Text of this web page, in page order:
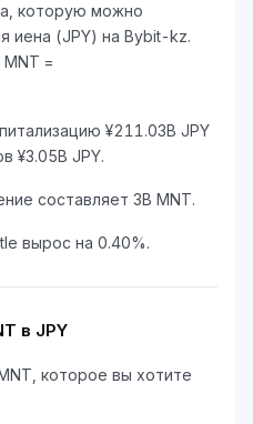
которую можно
иена (JPY) на Bybit-kz.
=
¥211.03B JPY
¥3.05B JPY.
составляет 3B MNT.
вырос на 0.40%.
в JPY
которое вы хотите